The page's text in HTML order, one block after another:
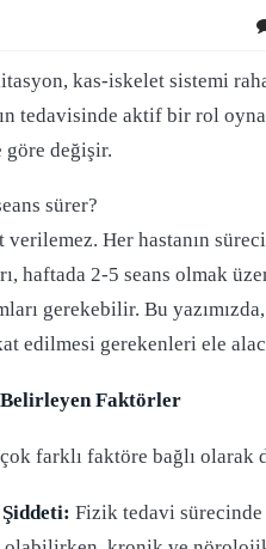
kas-iskelet sistemi
tedavisinde aktif bir rol
değişir.
sürer?
verilemez. Her hastanın
haftada 2-5 seans olmak
gerekebilir. Bu
edilmesi gerekenleri ele
Faktörler
farklı faktöre bağlı
Fizik tedavi